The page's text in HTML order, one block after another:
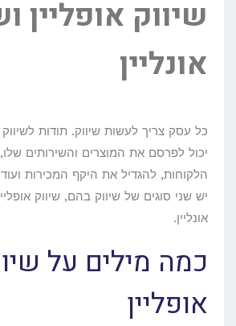
שיווק אופליין
אונליין
כל עסק צריך לעשות שיווק. תודות
יכול לפרסם את המוצרים והשירותים
הלקוחות, להגדיל את היקף המכירות
יש שני סוגים של שיווק בהם, שיווק
אונליין.
כמה מילים על
אופליין